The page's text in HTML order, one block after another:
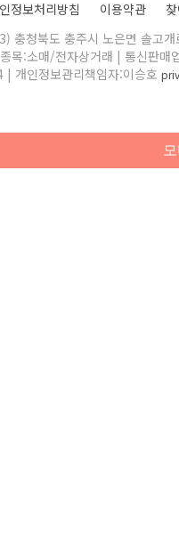
정보처리방침 이용약관
충청북도 충주시 노은면 솔고
목:소매/전자상거래 | 통신판매
개인정보관리책임자:이승호